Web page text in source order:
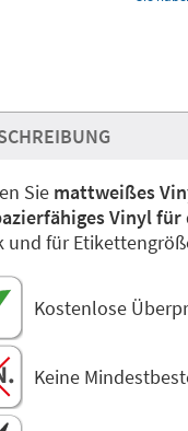
Sie mattweißes
Vinyl
und für
Kostenlose
Keine